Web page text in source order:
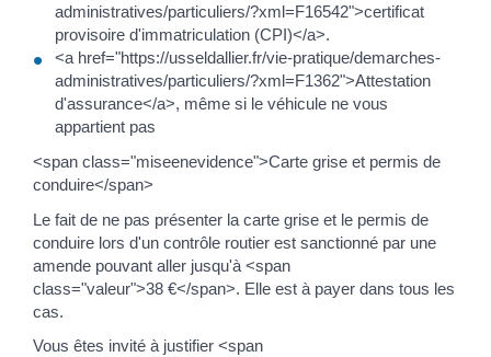
administratives/particuliers/?xml=F16542">certificat
provisoire d'immatriculation (CPI)</a>.
<a href="https://usseldallier.fr/vie-pratique/demarches-
administratives/particuliers/?xml=F1362">Attestation
d'assurance</a>, même si le véhicule ne vous
appartient pas
<span class="miseenevidence">Carte grise et permis de
conduire</span>
Le fait de ne pas présenter la carte grise et le permis de
conduire lors d'un contrôle routier est sanctionné par une
amende pouvant aller jusqu'à <span
class="valeur">38 €</span>. Elle est à payer dans tous les
cas.
Vous êtes invité à justifier <span